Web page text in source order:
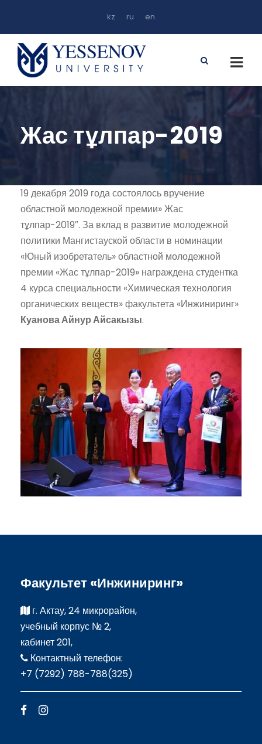
kz ru en
Жас тұлпар-2019
19 декабря 2019 года состоялось вручение
областной молодежной премии» Жас
тұлпар-2019″. За вклад в развитие молодежной
политики Мангистауской области в номинации
«Юный изобретатель» областной молодежной
премии «Жас тұлпар-2019» награждена студентка
4 курса специальности «Химическая технология
органических веществ» факультета «Инжиниринг»
Куанова Айнур Айсакызы.
Факультет «Инжиниринг»
г. Актау, 24 микрорайон,
учебный корпус № 2,
кабинет 201,
Контактный телефон:
+7 (7292) 788-788(325)